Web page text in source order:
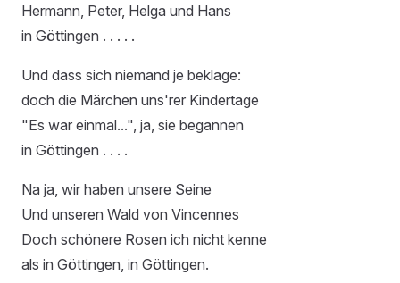
Hermann, Peter, Helga und Hans
in Göttingen . . . . .
Und dass sich niemand je beklage:
doch die Märchen uns'rer Kindertage
"Es war einmal...", ja, sie begannen
in Göttingen . . . .
Na ja, wir haben unsere Seine
Und unseren Wald von Vincennes
Doch schönere Rosen ich nicht kenne
als in Göttingen, in Göttingen.